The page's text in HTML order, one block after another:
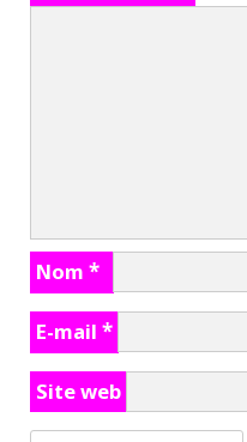
Nom *
E-mail *
Site web